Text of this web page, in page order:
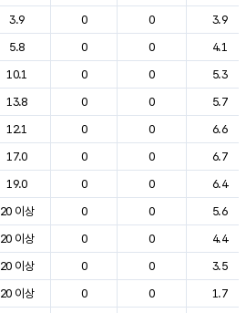
3.9 0 0
3.9
5.8 0 0
4.1
10.1 0 0
5.3
13.8 0 0
5.7
12.1 0 0
6.6
17.0 0 0
6.7
19.0 0 0
6.4
20 이상 0 0
5.6
20 이상 0 0
4.4
20 이상 0 0
3.5
20 이상 0 0
1.7